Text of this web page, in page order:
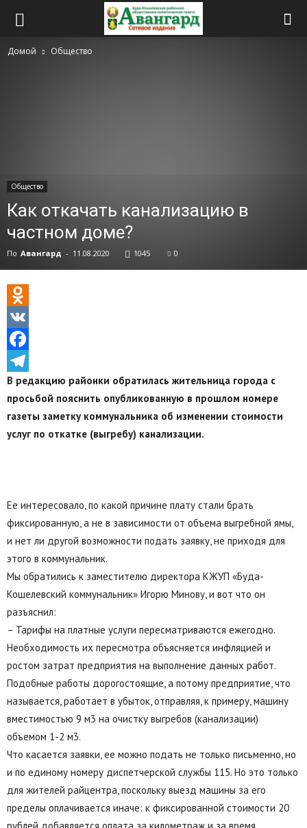
Домой Общество
Общество
Как откачать канализацию в
частном доме?
По Авангард - 11.08.2020 1045 0
Odnoklassniki
VK
Facebook
Telegram
В редакцию районки обратилась жительница города с
просьбой пояснить опубликованную в прошлом номере
газеты заметку коммунальника об изменении стоимости
услуг по откатке (выгребу) канализации.
Ее интересовало, по какой причине плату стали брать
фиксированную, а не в зависимости от объема выгребной ямы,
и нет ли другой возможности подать заявку, не приходя для
этого в коммунальник.
Мы обратились к заместителю директора КЖУП «Буда-
Кошелевский коммунальник» Игорю Минову, и вот что он
разъяснил:
– Тарифы на платные услуги пересматриваются ежегодно.
Необходимость их пересмотра объясняется инфляцией и
ростом затрат предприятия на выполнение данных работ.
Подобные работы дорогостоящие, а потому предприятие, что
называется, работает в убыток, отправляя, к примеру, машину
вместимостью 9 м3 на очистку выгребов (канализации)
объемом 1-2 м3.
Что касается заявки, ее можно подать не только письменно, но
и по единому номеру диспетчерской службы 115. Но это только
для жителей райцентра, поскольку выезд машины за его
пределы оплачивается иначе: к фиксированной стоимости 20